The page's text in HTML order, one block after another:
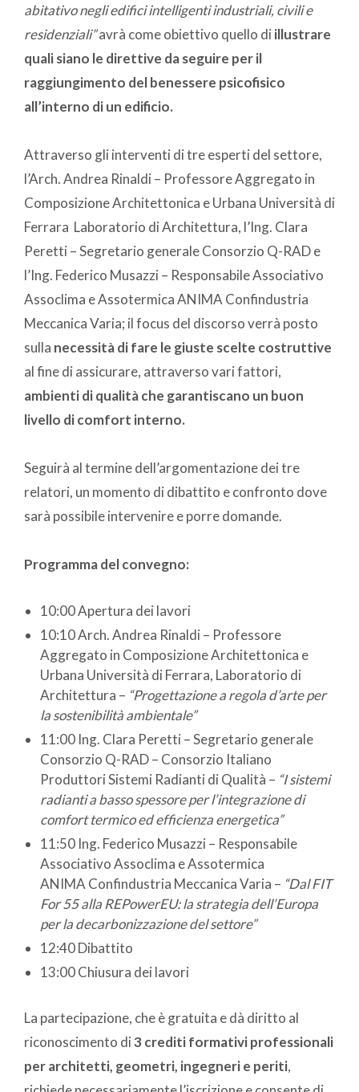
abitativo negli edifici intelligenti industriali, civili e
residenziali”avrà come obiettivo quello di illustrare
quali siano le direttive da seguire per il
raggiungimento del benessere psicofisico
all’interno di un edificio.
Attraverso gli interventi di tre esperti del settore,
l’Arch. Andrea Rinaldi – Professore Aggregato in
Composizione Architettonica e Urbana Università di
Ferrara Laboratorio di Architettura, l’Ing. Clara
Peretti – Segretario generale Consorzio Q-RAD e
l’Ing. Federico Musazzi – Responsabile Associativo
Assoclima e Assotermica ANIMA Confindustria
Meccanica Varia; il focus del discorso verrà posto
sulla necessità di fare le giuste scelte costruttive
al fine di assicurare, attraverso vari fattori,
ambienti di qualità che garantiscano un buon
livello di comfort interno.
Seguirà al termine dell’argomentazione dei tre
relatori, un momento di dibattito e confronto dove
sarà possibile intervenire e porre domande.
Programma del convegno:
10:00 Apertura dei lavori
10:10 Arch. Andrea Rinaldi – Professore
Aggregato in Composizione Architettonica e
Urbana Università di Ferrara, Laboratorio di
Architettura – “Progettazione a regola d’arte per
la sostenibilità ambientale”
11:00 Ing. Clara Peretti – Segretario generale
Consorzio Q-RAD – Consorzio Italiano
Produttori Sistemi Radianti di Qualità – “I sistemi
radianti a basso spessore per l’integrazione di
comfort termico ed efficienza energetica”
11:50 Ing. Federico Musazzi – Responsabile
Associativo Assoclima e Assotermica
ANIMA Confindustria Meccanica Varia – “Dal FIT
For 55 alla REPowerEU: la strategia dell’Europa
per la decarbonizzazione del settore”
12:40 Dibattito
13:00 Chiusura dei lavori
La partecipazione, che è gratuita e dà diritto al
riconoscimento di3 crediti formativi professionali
per architetti, geometri, ingegneri e periti,